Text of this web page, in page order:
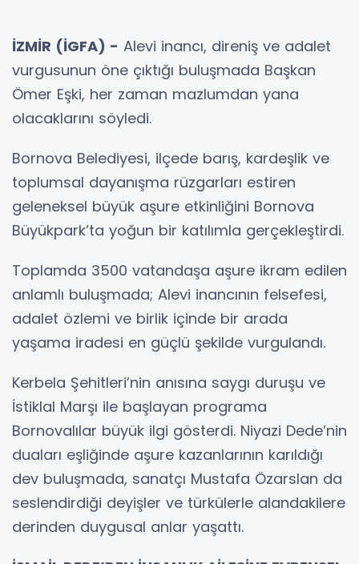
İZMİR (İGFA) - Alevi inancı, direniş ve adalet
vurgusunun öne çıktığı buluşmada Başkan
Ömer Eşki, her zaman mazlumdan yana
olacaklarını söyledi.
Bornova Belediyesi, ilçede barış, kardeşlik ve
toplumsal dayanışma rüzgarları estiren
geleneksel büyük aşure etkinliğini Bornova
Büyükpark’ta yoğun bir katılımla gerçekleştirdi.
Toplamda 3500 vatandaşa aşure ikram edilen
anlamlı buluşmada; Alevi inancının felsefesi,
adalet özlemi ve birlik içinde bir arada
yaşama iradesi en güçlü şekilde vurgulandı.
Kerbela Şehitleri’nin anısına saygı duruşu ve
İstiklal Marşı ile başlayan programa
Bornovalılar büyük ilgi gösterdi. Niyazi Dede’nin
duaları eşliğinde aşure kazanlarının karıldığı
dev buluşmada, sanatçı Mustafa Özarslan da
seslendirdiği deyişler ve türkülerle alandakilere
derinden duygusal anlar yaşattı.